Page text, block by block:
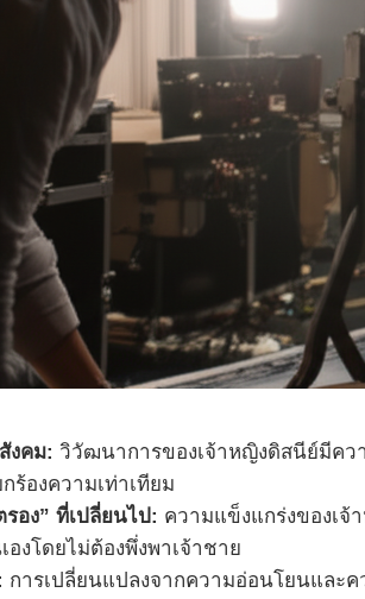
งคม: วิวัฒนาการของเจ้าหญิงดิสนีย์มีคว
ร้องความเท่าเทียม
อง” ที่เปลี่ยนไป: ความแข็งแกร่งของเ
งโดยไม่ต้องพึ่งพาเจ้าชาย
การเปลี่ยนแปลงจากความอ่อนโยนและ